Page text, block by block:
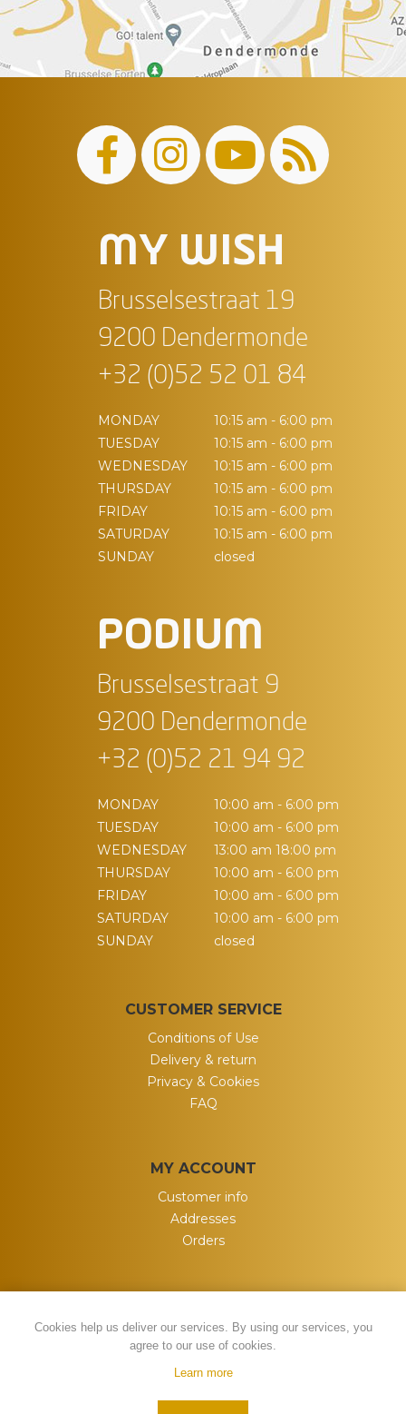
MY WISH
Brusselsestraat 19
9200 Dendermonde
+32 (0)52 52 01 84
MONDAY
10:15 am - 6:00 pm
TUESDAY
10:15 am - 6:00 pm
WEDNESDAY
10:15 am - 6:00 pm
THURSDAY
10:15 am - 6:00 pm
FRIDAY
10:15 am - 6:00 pm
SATURDAY
10:15 am - 6:00 pm
SUNDAY
closed
PODIUM
Brusselsestraat 9
9200 Dendermonde
+32 (0)52 21 94 92
MONDAY
10:00 am - 6:00 pm
TUESDAY
10:00 am - 6:00 pm
WEDNESDAY
13:00 am 18:00 pm
THURSDAY
10:00 am - 6:00 pm
FRIDAY
10:00 am - 6:00 pm
SATURDAY
10:00 am - 6:00 pm
SUNDAY
closed
CUSTOMER SERVICE
Conditions of Use
Delivery & return
Privacy & Cookies
FAQ
MY ACCOUNT
Customer info
Addresses
Orders
Cookies help us deliver our services. By using our services, you
agree to our use of cookies.
Learn more